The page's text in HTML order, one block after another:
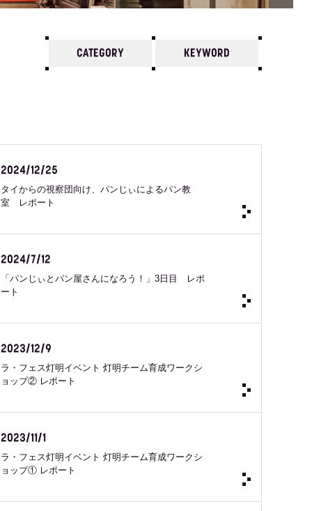
4 3 2 2024 /
CATEGORY KEYWORD
2024/12/25
タイからの視察団向け、パンじぃによるパン教
室 レポート
2024/7/12
「パンじぃとパン屋さんになろう！」3日目 レポ
ート
2023/12/9
ラ・フェス灯明イベント 灯明チーム育成ワークシ
ョップ② レポート
2023/11/1
ラ・フェス灯明イベント 灯明チーム育成ワークシ
ョップ① レポート